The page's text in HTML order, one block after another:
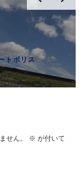
トポリス
せん。 ※ が付いて